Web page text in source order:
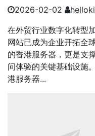
2026-02-02
在外贸行业数字化转型
网站已成为企业开拓全
的香港服务器，更是支
问体验的关键基础设施
港服务器...